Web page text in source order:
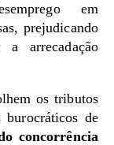
em
prejudicando
arrecadação
os tributos
burocráticos de
concorrência